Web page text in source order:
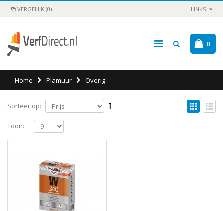
VERGELIJK (0) LINKS
0
Home Plamuur Overig
Sorteer op:
Toon: